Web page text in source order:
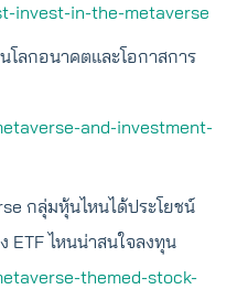
invest-in-the-metaverse
ลกอนาคตและโอกาสการ
and-investment-
กลุ่มหุ้นไหนได้ประโยชน์
ETF ไหนน่าสนใจลงทุน
themed-stock-